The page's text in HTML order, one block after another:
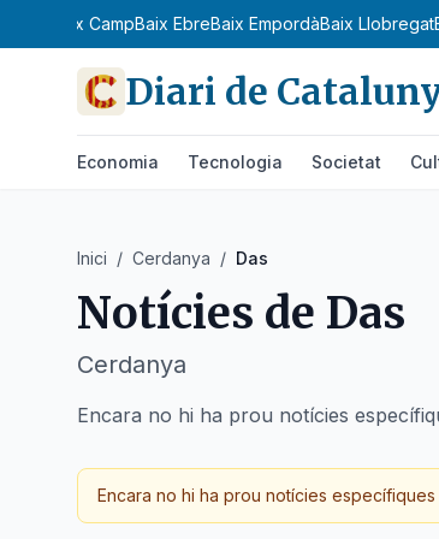
Baix CampBaix EbreBaix EmpordàBaix Llobregat
Diari de
Economia Tecnologia Societat
Inici / Cerdanya / Das
Notícies de Das
Cerdanya
Encara no hi ha prou notícies
Encara no hi ha prou notícies